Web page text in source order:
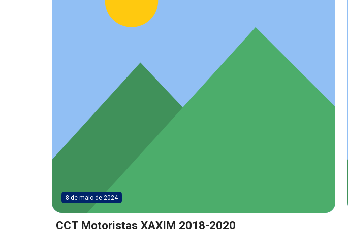
8 de maio de 2024
CCT Motoristas XAXIM 2018-2020